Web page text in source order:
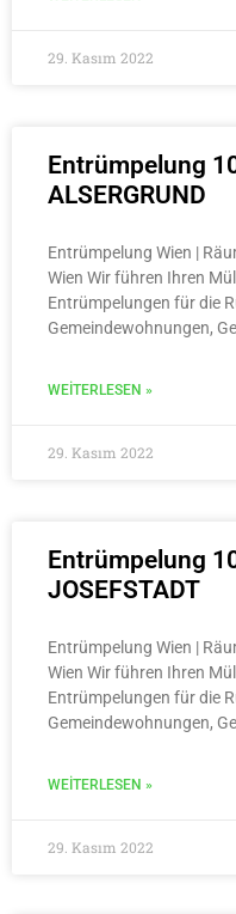
29. Kasım 2022
Entrümpelung
ALSERGRUND
Entrümpelung Wien |
Wien Wir führen Ihren
Entrümpelungen für die
Gemeindewohnungen,
WEITERLESEN »
29. Kasım 2022
Entrümpelung
JOSEFSTADT
Entrümpelung Wien |
Wien Wir führen Ihren
Entrümpelungen für die
Gemeindewohnungen,
WEITERLESEN »
29. Kasım 2022